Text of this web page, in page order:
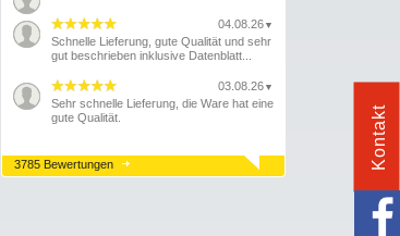
04.08.26 ▼
Schnelle Lieferung, gute Qualität und sehr
gut beschrieben inklusive Datenblatt...
03.08.26 ▼
Sehr schnelle Lieferung, die Ware hat eine
gute Qualität.
3785 Bewertungen Kontakt